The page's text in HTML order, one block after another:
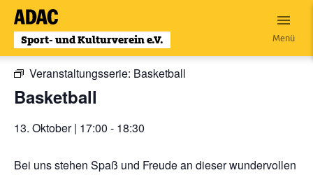
Zum
Inhalt
wechseln
Menü
« Alle Veranstaltungen
Veranstaltungsserie: Basketball
Basketball
13. Oktober | 17:00 - 18:30
Bei uns stehen Spaß und Freude an dieser wundervollen